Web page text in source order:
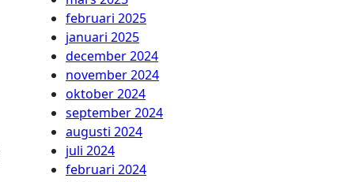
februari 2025
januari 2025
december 2024
november 2024
oktober 2024
september 2024
augusti 2024
juli 2024
februari 2024